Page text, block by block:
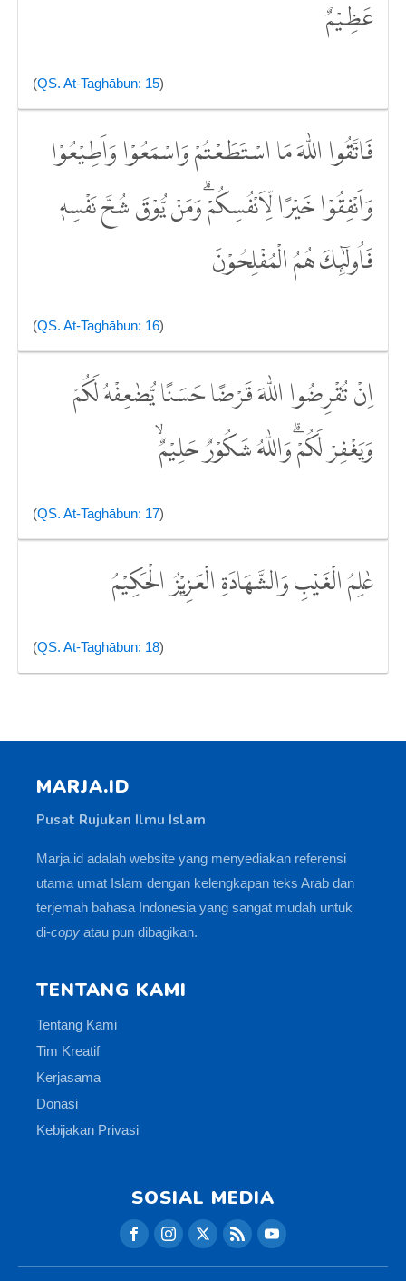
عَظِيْمٌ
(QS. At-Taghābun: 15)
فَاتَّقُوا اللّٰهَ مَا اسْتَطَعْتُمْ وَاسْمَعُوْا وَاَطِيْعُوْا
وَاَنْفِقُوْا خَيْرًا لِّاَنْفُسِكُمْۗ وَمَنْ يُّوْقَ شُحَّ نَفْسِهٖ
فَاُولٰۤىِٕكَ هُمُ الْمُفْلِحُوْنَ
(QS. At-Taghābun: 16)
اِنْ تُقْرِضُوا اللّٰهَ قَرْضًا حَسَنًا يُّضٰعِفْهُ لَكُمْ
وَيَغْفِرْ لَكُمْۗ وَاللّٰهُ شَكُوْرٌ حَلِيْمٌۙ
(QS. At-Taghābun: 17)
عٰلِمُ الْغَيْبِ وَالشَّهَادَةِ الْعَزِيْزُ الْحَكِيْمُ
(QS. At-Taghābun: 18)
MARJA.ID
Pusat Rujukan Ilmu Islam
Marja.id adalah website yang menyediakan referensi
utama umat Islam dengan kelengkapan teks Arab dan
terjemah bahasa Indonesia yang sangat mudah untuk
di-copy atau pun dibagikan.
TENTANG KAMI
Tentang Kami
Tim Kreatif
Kerjasama
Donasi
Kebijakan Privasi
SOSIAL MEDIA